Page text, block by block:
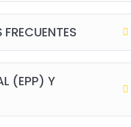
(EPP) Y